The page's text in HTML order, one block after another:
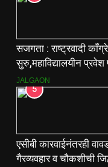
सजगता : राष्ट्रवादी
सुरु,महाविद्यालयीन
JALGAON
5
एसीबी कारवाईनंतरही
गैरव्यवहार व चौकशीची